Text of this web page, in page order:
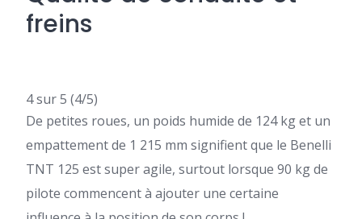
freins
4 sur 5 (4/5)
De petites roues, un poids humide de 124 kg et un
empattement de 1 215 mm signifient que le Benelli
TNT 125 est super agile, surtout lorsque 90 kg de
pilote commencent à ajouter une certaine